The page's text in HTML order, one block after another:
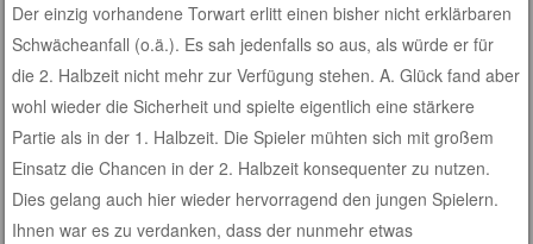
Der einzig vorhandene Torwart erlitt einen bisher nicht erklärbaren
Schwächeanfall (o.ä.). Es sah jedenfalls so aus, als würde er für
die 2. Halbzeit nicht mehr zur Verfügung stehen. A. Glück fand aber
wohl wieder die Sicherheit und spielte eigentlich eine stärkere
Partie als in der 1. Halbzeit. Die Spieler mühten sich mit großem
Einsatz die Chancen in der 2. Halbzeit konsequenter zu nutzen.
Dies gelang auch hier wieder hervorragend den jungen Spielern.
Ihnen war es zu verdanken, dass der nunmehr etwas